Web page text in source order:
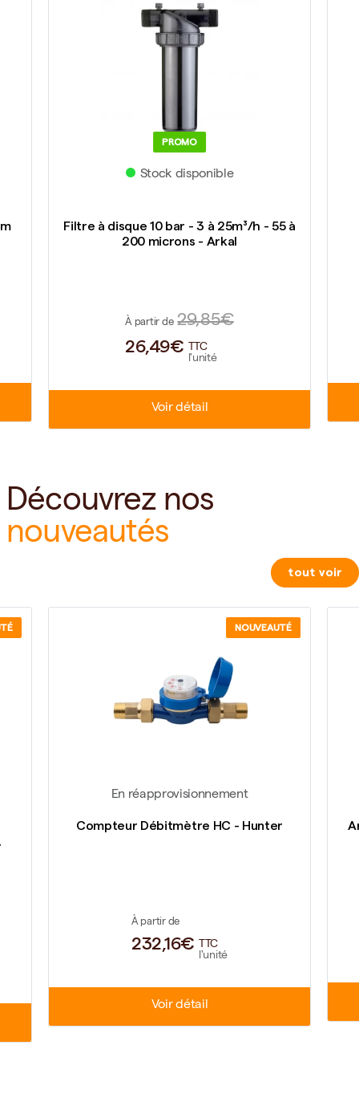
PROMO
Stock disponible
Filtre à disque 10 bar - 3 à 25m³/h - 55 à
200 microns - Arkal
À partir de 29,85€
26,49€
TTC
l'unité
Voir détail
Découvrez nos
nouveautés
tout voir
NOUVEAUTÉ
En réapprovisionnement
Compteur Débitmètre HC - Hunter
À partir de
232,16€
TTC
l'unité
Voir détail